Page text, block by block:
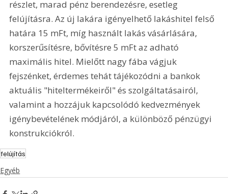
részlet, marad pénz berendezésre, esetleg
felújításra. Az új lakára igényelhető lakáshitel felső
határa 15 mFt, míg használt lakás vásárlására,
korszerűsítésre, bővítésre 5 mFt az adható
maximális hitel. Mielőtt nagy fába vágjuk
fejszénket, érdemes tehát tájékozódni a bankok
aktuális "hiteltermékeiről" és szolgáltatásairól,
valamint a hozzájuk kapcsolódó kedvezmények
igénybevételének módjáról, a különböző pénzügyi
konstrukciókról.
felújítás
Egyéb